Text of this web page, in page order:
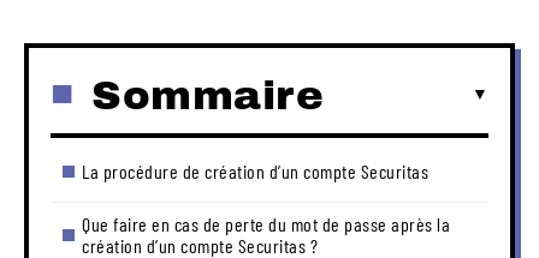
Sommaire
La procédure de création d’un compte Securitas
Que faire en cas de perte du mot de passe après la
création d’un compte Securitas ?